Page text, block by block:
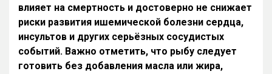
влияет на смертность и достоверно не снижает
риски развития ишемической болезни сердца,
инсультов и других серьёзных сосудистых
событий. Важно отметить, что рыбу следует
готовить без добавления масла или жира,